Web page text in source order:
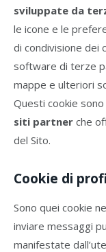
sviluppate da
le icone e le
di condivisione dei
software di terze
mappe e ulteriori
Questi cookie sono
siti partner che
del Sito.
Cookie di
Sono quei cookie
inviare messaggi
manifestate